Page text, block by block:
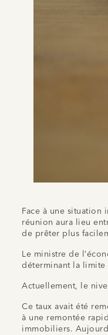
Face à une
réunion aura lieu
de prêter plus
Le ministre de
déterminant la limite
Actuellement, le
Ce taux avait été
à une remontée
immobiliers.